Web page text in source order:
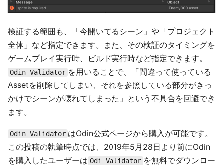
検証する範囲も、「今開いてるシーン」や「プロジェクト
全体」など指定できます。また、その検証のタイミングを
ゲームプレイ実行時、ビルド実行時など指定できます。
Odin Validator を用いることで、「間違って使っている
Assetを削除してしまい、それを参照している部分がきっ
かけでシーンが壊れてしまった」という不具合を回避でき
ます。
Odin Validator はOdin公式ページから購入が可能です。
この投稿の執筆時点では、2019年5月28日より前にOdin
を購入したユーザーは Odi Validator を無料でダウンロー